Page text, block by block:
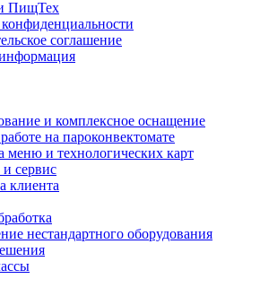
ПищТех
соглашение
и комплексное оснащение
на пароконвектомате
меню и технологических карт
и сервис
клиента
нестандартного оборудования